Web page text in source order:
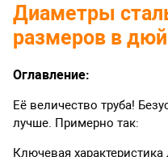
Диаметры
размеров в
Оглавление:
Её величество труба!
лучше. Примерно так:
Ключевая